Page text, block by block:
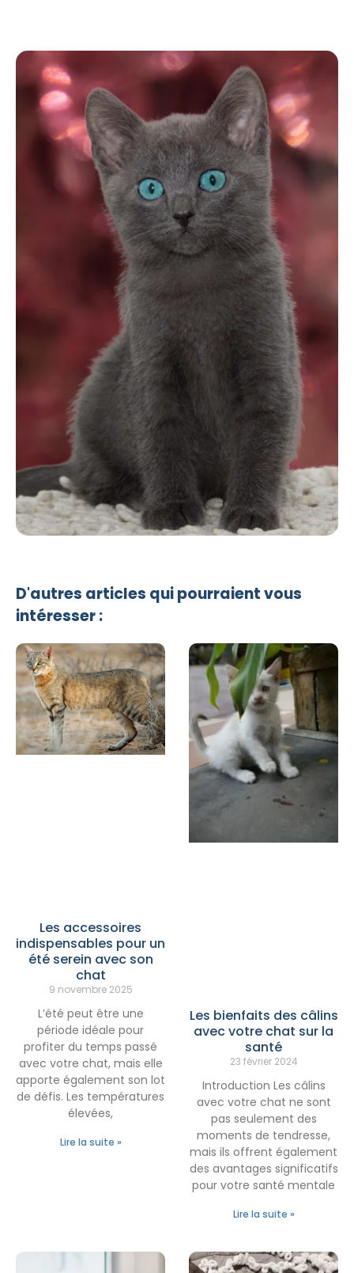
D'autres articles qui pourraient vous
intéresser :
Les accessoires
indispensables pour un
été serein avec son
chat
9 novembre 2025
L’été peut être une
période idéale pour
profiter du temps passé
avec votre chat, mais elle
apporte également son lot
de défis. Les températures
élevées,
Lire la suite »
Les bienfaits des câlins
avec votre chat sur la
santé
23 février 2024
Introduction Les câlins
avec votre chat ne sont
pas seulement des
moments de tendresse,
mais ils offrent également
des avantages significatifs
pour votre santé mentale
Lire la suite »